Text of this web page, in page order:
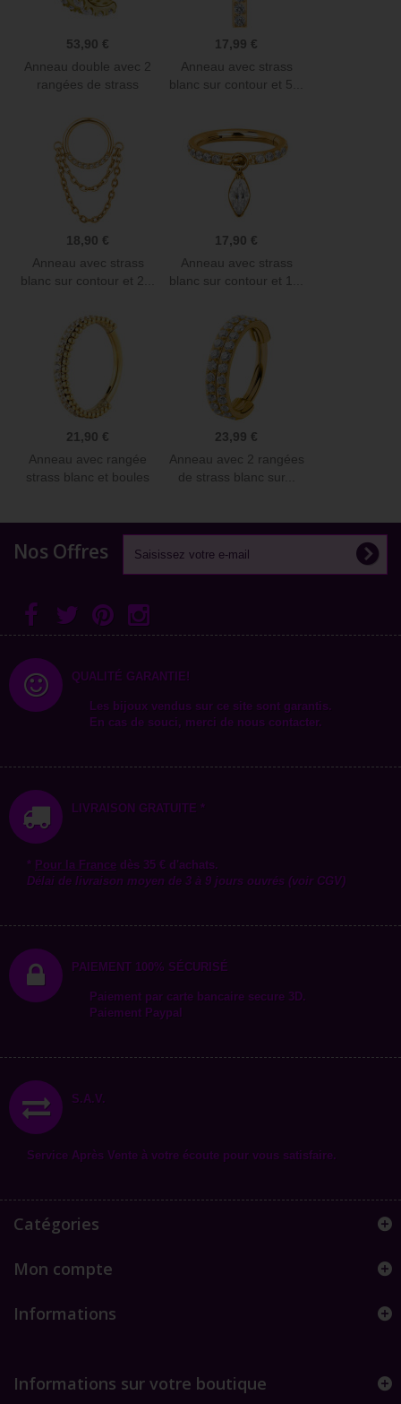
53,90 €
Anneau double avec 2
rangées de strass
17,99 €
Anneau avec strass
blanc sur contour et 5...
18,90 €
Anneau avec strass
blanc sur contour et 2...
17,90 €
Anneau avec strass
blanc sur contour et 1...
21,90 €
Anneau avec rangée
strass blanc et boules
23,99 €
Anneau avec 2 rangées
de strass blanc sur...
Nos Offres
QUALITÉ GARANTIE!
Les bijoux vendus sur ce site sont garantis.
En cas de souci, merci de nous contacter.
LIVRAISON GRATUITE *
* Pour la France dès 35 € d'achats.
Délai de livraison moyen de 3 à 9 jours ouvrés (voir CGV)
PAIEMENT 100% SÉCURISÉ
Paiement par carte bancaire secure 3D.
Paiement Paypal
S.A.V.
Service Après Vente à votre écoute pour vous satisfaire.
Catégories
Mon compte
Informations
Informations sur votre boutique